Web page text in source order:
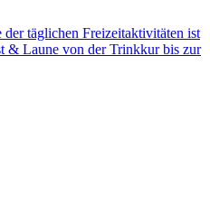
der täglichen Freizeitaktivitäten ist
& Laune von der Trinkkur bis zur